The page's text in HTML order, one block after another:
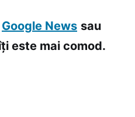
Google News sau
este mai comod.